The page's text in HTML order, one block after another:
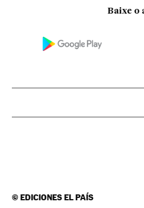
Baixe o
©EDICIONES EL PAÍS